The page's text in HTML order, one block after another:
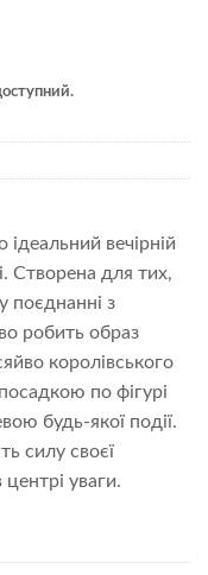
ідеальний вечірній
Створена для тих,
поєднанні з
робить образ
королівського
по фігурі
будь-якої події.
силу своєї
уваги.